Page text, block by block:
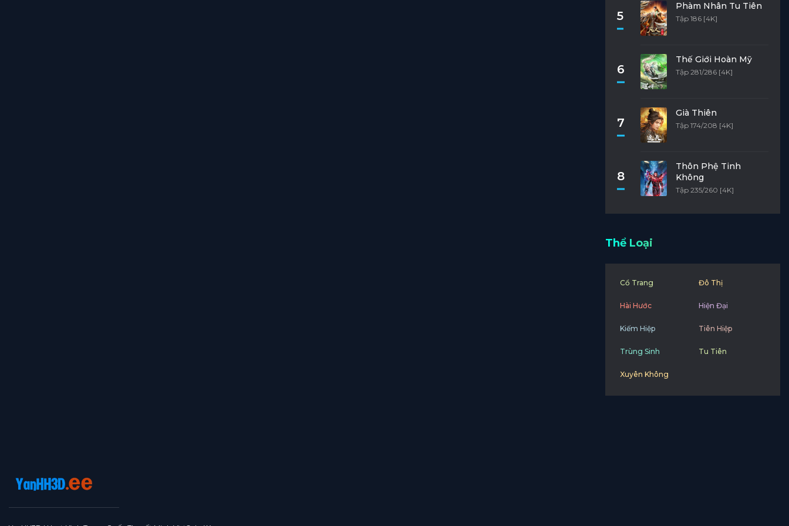
5
Phàm Nhân Tu Tiên
Tập 186 [4K]
6
Thế Giới Hoàn Mỹ
Tập 281/286 [4K]
7
Già Thiên
Tập 174/208 [4K]
8
Thôn Phệ Tinh
Không
Tập 235/260 [4K]
Thể Loại
Cổ Trang Đô Thị
Hài Hước Hiện Đại
Kiếm Hiệp Tiên Hiệp
Trùng Sinh Tu Tiên
Xuyên Không